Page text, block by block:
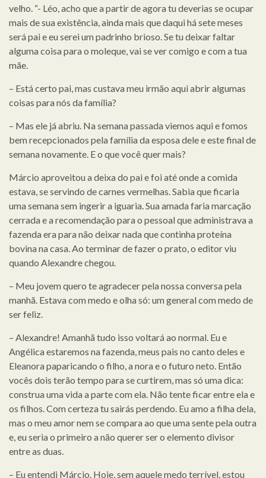
velho. “- Léo, acho que a partir de agora tu deverias se ocupar
mais de sua existência, ainda mais que daqui há sete meses
será pai e eu serei um padrinho brioso. Se tu deixar faltar
alguma coisa para o moleque, vai se ver comigo e com a tua
mãe.
– Está certo pai, mas custava meu irmão aqui abrir algumas
coisas para nós da família?
– Mas ele já abriu. Na semana passada viemos aqui e fomos
bem recepcionados pela família da esposa dele e este final de
semana novamente. E o que você quer mais?
Márcio aproveitou a deixa do pai e foi até onde a comida
estava, se servindo de carnes vermelhas. Sabia que ficaria
uma semana sem ingerir a iguaria. Sua amada faria marcação
cerrada e a recomendação para o pessoal que administrava a
fazenda era para não deixar nada que continha proteína
bovina na casa. Ao terminar de fazer o prato, o editor viu
quando Alexandre chegou.
– Meu jovem quero te agradecer pela nossa conversa pela
manhã. Estava com medo e olha só: um general com medo de
ser feliz.
– Alexandre! Amanhã tudo isso voltará ao normal. Eu e
Angélica estaremos na fazenda, meus pais no canto deles e
Eleanora paparicando o filho, a nora e o futuro neto. Então
vocês dois terão tempo para se curtirem, mas só uma dica:
construa uma vida a parte com ela. Não tente ficar entre ela e
os filhos. Com certeza tu sairás perdendo. Eu amo a filha dela,
mas o meu amor nem se compara ao que uma sente pela outra
e, eu seria o primeiro a não querer ser o elemento divisor
entre as duas.
– Eu entendi Márcio. Hoje, sem aquele medo terrível, estou